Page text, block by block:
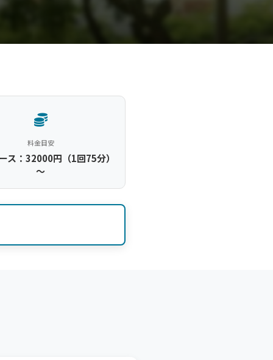
料金目安
ス：32000円（1回75分）
～